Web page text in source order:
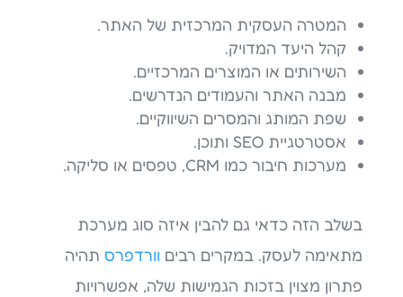
המטרה העסקית המרכזית של האתר.
קהל היעד המדויק.
השירותים או המוצרים המרכזיים.
מבנה האתר והעמודים הנדרשים.
שפת המותג והמסרים השיווקיים.
אסטרטגיית SEO ותוכן.
מערכות חיבור כמו CRM, טפסים או סליקה.
בשלב הזה כדאי גם להבין איזה סוג מערכת
מתאימה לעסק. במקרים רבים וורדפרס תהיה
פתרון מצוין בזכות הגמישות שלה, אפשרויות